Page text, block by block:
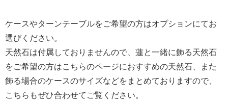
ケースやターンテーブルをご希望の方はオプションにてお
選びください。
天然石は付属しておりませんので、蓮と一緒に飾る天然石
をご希望の方はこちらのページにおすすめの天然石、また
飾る場合のケースのサイズなどをまとめておりますので、
こちらもぜひ合わせてご覧ください。